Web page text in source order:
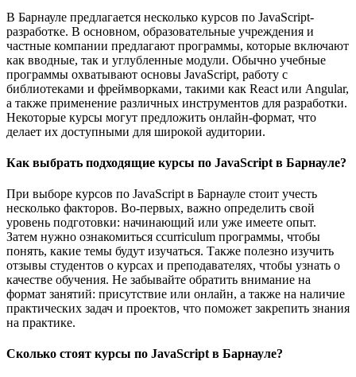
В Барнауле предлагается несколько курсов по JavaScript-
разработке. В основном, образовательные учреждения и
частные компании предлагают программы, которые включают
как вводные, так и углубленные модули. Обычно учебные
программы охватывают основы JavaScript, работу с
библиотеками и фреймворками, такими как React или Angular,
а также применение различных инструментов для разработки.
Некоторые курсы могут предложить онлайн-формат, что
делает их доступными для широкой аудитории.
Как выбрать подходящие курсы по JavaScript в Барнауле?
При выборе курсов по JavaScript в Барнауле стоит учесть
несколько факторов. Во-первых, важно определить свой
уровень подготовки: начинающий или уже имеете опыт.
Затем нужно ознакомиться сcurriculum программы, чтобы
понять, какие темы будут изучаться. Также полезно изучить
отзывы студентов о курсах и преподавателях, чтобы узнать о
качестве обучения. Не забывайте обратить внимание на
формат занятий: присутствие или онлайн, а также на наличие
практических задач и проектов, что поможет закрепить знания
на практике.
Сколько стоят курсы по JavaScript в Барнауле?